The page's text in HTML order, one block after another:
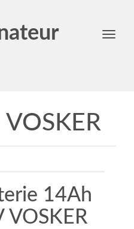
Toggle
VOSKER
14Ah